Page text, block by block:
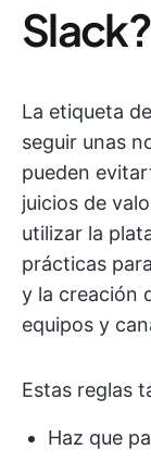
Slack?
La etiqueta
seguir unas
pueden
juicios de
utilizar la
prácticas
y la creación
equipos y
Estas reglas
Haz que